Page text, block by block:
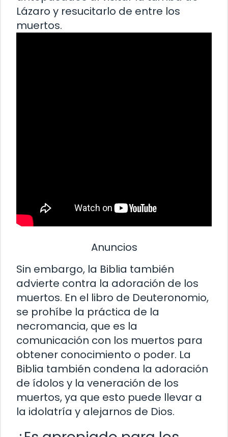
Lázaro y resucitarlo de entre los
muertos.
Anuncios
Sin embargo, la Biblia también
advierte contra la adoración de los
muertos. En el libro de Deuteronomio,
se prohíbe la práctica de la
necromancia, que es la
comunicación con los muertos para
obtener conocimiento o poder. La
Biblia también condena la adoración
de ídolos y la veneración de los
muertos, ya que esto puede llevar a
la idolatría y alejarnos de Dios.